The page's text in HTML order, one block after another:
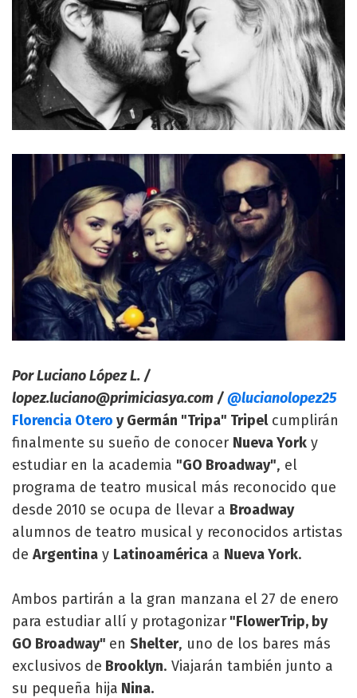
Por Luciano López L. /
lopez.luciano@primiciasya.com /@lucianolopez25
Florencia Otero y Germán "Tripa" Tripelcumplirán
finalmente su sueño de conocer Nueva York y
estudiar en la academia "GO Broadway", el
programa de teatro musical más reconocido que
desde 2010 se ocupa de llevar a Broadway
alumnos de teatro musical y reconocidos artistas
de Argentina y Latinoamérica a Nueva York.
Ambos partirán a la gran manzana el 27 de enero
para estudiar allí y protagonizar "FlowerTrip, by
GO Broadway" en Shelter, uno de los bares más
exclusivos de Brooklyn. Viajarán también junto a
su pequeña hija Nina.